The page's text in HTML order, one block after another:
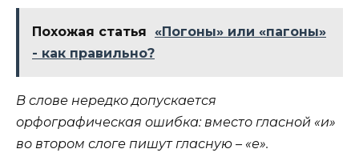
Похожая статья
«Погоны» или «пагоны»
- как правильно?
В слове нередко допускается
орфографическая ошибка: вместо гласной «и»
во втором слоге пишут гласную – «е».